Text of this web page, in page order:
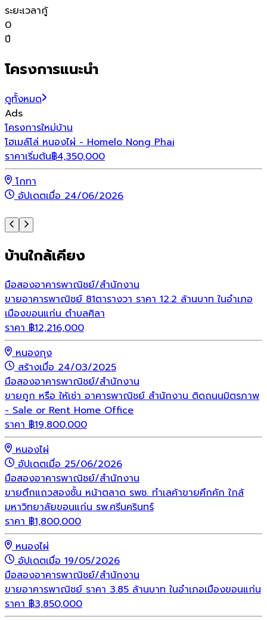
ระยะเวลากู้
0
ปี
โครงการแนะนำ
ดูทั้งหมด
Ads
โครงการใหม่บ้าน
โฮเมล์โล่ หนองไผ่ - Homelo Nong Phai
ราคาเริ่มต้น฿4,350,000
โกทา
อัปเดตเมื่อ 24/06/2026
บ้านใกล้เคียง
มือสองอาคารพาณิชย์/สำนักงาน
ขายอาคารพาณิชย์ 81ตารางวา ราคา 12.2 ล้านบาท ในอำเภอ
เมืองขอนแก่น ตำบลศิลา
ราคา ฿12,216,000
หนองกุง
สร้างเมื่อ 24/03/2025
มือสองอาคารพาณิชย์/สำนักงาน
ขายถูก หรือ ให้เช่า อาคารพาณิชย์ สำนักงาน ติดถนนมิตรภาพ
- Sale or Rent Home Office
ราคา ฿19,800,000
หนองไผ่
อัปเดตเมื่อ 25/06/2026
มือสองอาคารพาณิชย์/สำนักงาน
ขายตึกแถวสองชั้น หน้าตลาด รพช. ทำเลค้าขายคึกคัก ใกล้
มหาวิทยาลัยขอนแก่น รพ.ศรีนครินทร์
ราคา ฿1,800,000
หนองไผ่
อัปเดตเมื่อ 19/05/2026
มือสองอาคารพาณิชย์/สำนักงาน
ขายอาคารพาณิชย์ ราคา 3.85 ล้านบาท ในอำเภอเมืองขอนแก่น
ราคา ฿3,850,000